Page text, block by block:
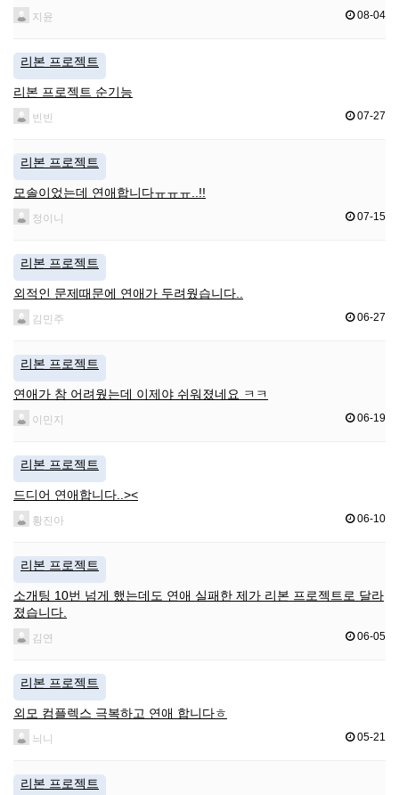
지윤 08-04
리본 프로젝트
리본 프로젝트 순기능
빈빈 07-27
리본 프로젝트
모솔이었는데 연애합니다ㅠㅠㅠ..!!
정이니 07-15
리본 프로젝트
외적인 문제때문에 연애가 두려웠습니다..
김민주 06-27
리본 프로젝트
연애가 참 어려웠는데 이제야 쉬워졌네요 ㅋㅋ
이민지 06-19
리본 프로젝트
드디어 연애합니다..><
황진아 06-10
리본 프로젝트
소개팅 10번 넘게 했는데도 연애 실패한 제가 리본 프로젝트로 달라
졌습니다.
김연 06-05
리본 프로젝트
외모 컴플렉스 극복하고 연애 합니다ㅎ
늬니 05-21
리본 프로젝트